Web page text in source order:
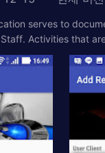
serves to
Activities that